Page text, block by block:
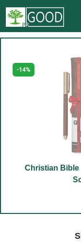
-14%
Christian Bible